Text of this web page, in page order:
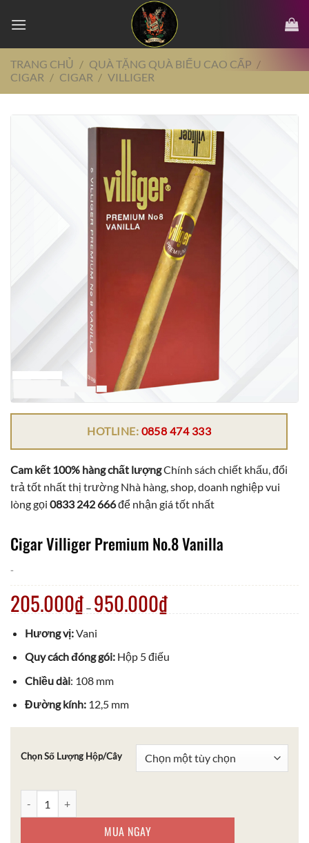
đến
dungTRANG CHỦ / QUÀ TẶNG QUÀ BIẾU CAO CẤP /
CIGAR / CIGAR / VILLIGER
HOTLINE: 0858 474 333
Cam kết 100% hàng chất lượngChính sách chiết khấu, đổi
trả tốt nhất thị trường Nhà hàng, shop, doanh nghiệp vui
lòng gọi 0833 242 666để nhận giá tốt nhất
Cigar Villiger Premium No.8 Vanilla
-
205.000₫ – 950.000₫
Hương vị:Vani
Quy cách đóng gói:Hộp 5 điếu
Chiều dài: 108 mm
Đường kính:12,5 mm
Chọn Số Lượng Hộp/Cây
MUA NGAY